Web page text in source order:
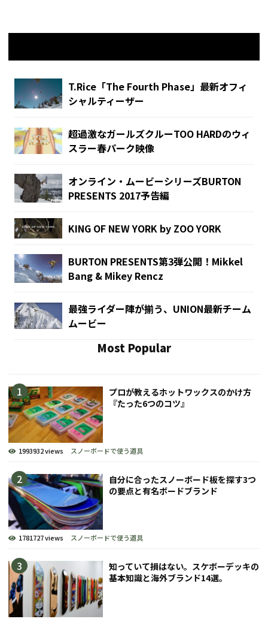
T.Rice「The Fourth Phase」最新オフィ
シャルティーザー
超過激なガールズクルーTOO HARDのウィ
スラー春パーク映像
オンライン・ムービーシリーズBURTON
PRESENTS 2017予告編
KING OF NEW YORK by ZOO YORK
BURTON PRESENTS第3弾公開！Mikkel
Bang & Mikey Rencz
最強ライダー陣が揃う、UNION最新チーム
ムービー
Most Popular
プロが教えるホットワックスのかけ方
『たった6つのコツ』
1993932 views スノーボードで使う道具
自分に合ったスノーボード板を探す3つ
の要点と有名ボードブランド
1781727 views スノーボードで使う道具
知っていて損はない。スケボーデッキの
基本知識と海外ブランド14選。